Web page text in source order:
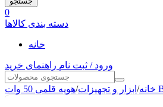
0
دسته بندی کالاها
خانه
ورود / ثبت نام راهنمای خرید
خانه/ ابزار و تجهیزات/